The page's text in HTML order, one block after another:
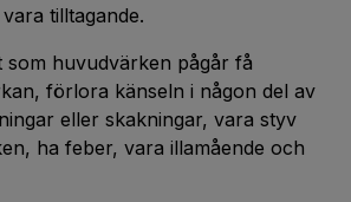
tilltagande.
som huvudvärken pågår få
förlora känseln i någon del av
eller skakningar, vara styv
ha feber, vara illamående och